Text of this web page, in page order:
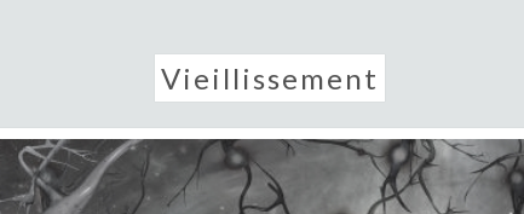
Vieillissement